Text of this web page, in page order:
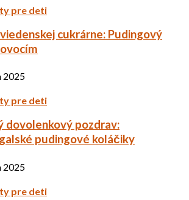
pre deti
cukrárne: Pudingový
2025
pre deti
dovolenkový pozdrav:
pudingové koláčiky
2025
pre deti